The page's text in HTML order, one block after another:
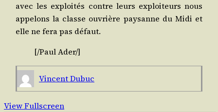
avec les exploi­tés contre leurs exploi­teurs nous
appe­lons la classe ouvrière pay­sanne du Midi et
elle ne fera pas défaut.
[/​PaulAder/​]
Vincent Dubuc
View Fullscreen